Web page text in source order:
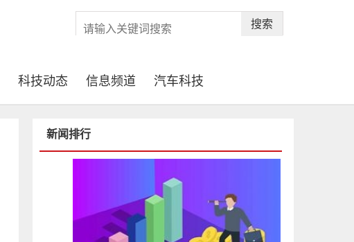
搜索
科技动态 信息频道 汽车科技
新闻排行